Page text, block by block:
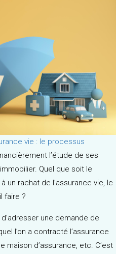
vie : le processus
l’étude de ses
Quel que soit le
un rachat de l’assurance vie, le
faire ?
une demande de
l’on a contracté l’assurance
maison d’assurance, etc. C’est